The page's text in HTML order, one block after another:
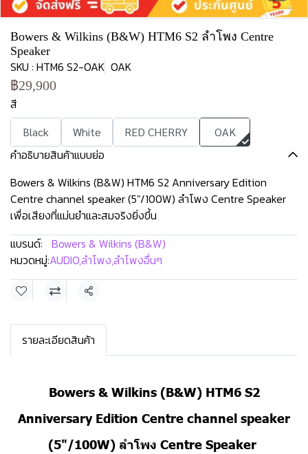
Bowers & Wilkins (B&W) HTM6 S2 ลำโพง Centre
Speaker
SKU : HTM6 S2-OAK OAK
฿29,900
สี
Black White RED CHERRY OAK
คำอธิบายสินค้าแบบย่อ
Bowers & Wilkins (B&W) HTM6 S2 Anniversary Edition
Centre channel speaker (5"/100W) ลำโพง Centre Speaker
เพื่อเสียงที่แม่นยำและสมจริงยิ่งขึ้น
แบรนด์: Bowers & Wilkins (B&W)
หมวดหมู่:AUDIO,ลำโพง,ลำโพงอื่นๆ
แชร์
รายละเอียดสินค้า
Bowers & Wilkins (B&W) HTM6 S2
Anniversary Edition Centre channel speaker
(5"/100W) ลำโพง Centre Speaker